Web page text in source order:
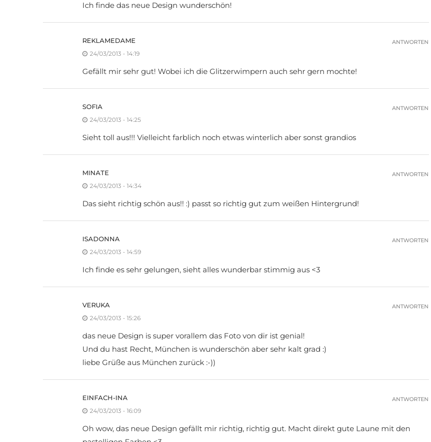
Ich finde das neue Design wunderschön!
REKLAMEDAME
24/03/2013 - 14:19
Gefällt mir sehr gut! Wobei ich die Glitzerwimpern auch sehr gern mochte!
ANTWORTEN
SOFIA
24/03/2013 - 14:25
Sieht toll aus!!! Vielleicht farblich noch etwas winterlich aber sonst grandios
ANTWORTEN
MINATE
24/03/2013 - 14:34
Das sieht richtig schön aus!! :) passt so richtig gut zum weißen Hintergrund!
ANTWORTEN
ISADONNA
24/03/2013 - 14:59
Ich finde es sehr gelungen, sieht alles wunderbar stimmig aus <3
ANTWORTEN
VERUKA
24/03/2013 - 15:26
das neue Design is super vorallem das Foto von dir ist genial!
Und du hast Recht, München is wunderschön aber sehr kalt grad :)
liebe Grüße aus München zurück :-))
ANTWORTEN
EINFACH-INA
24/03/2013 - 16:09
Oh wow, das neue Design gefällt mir richtig, richtig gut. Macht direkt gute Laune mit den
ANTWORTEN